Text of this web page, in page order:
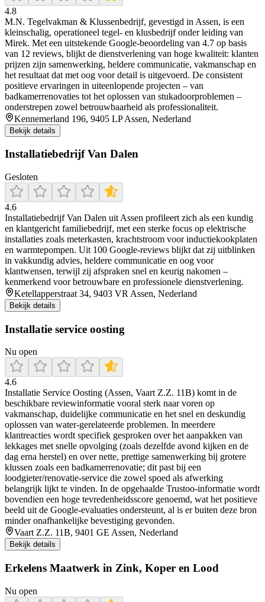
4.8
M.N. Tegelvakman & Klussenbedrijf, gevestigd in Assen, is een
kleinschalig, operationeel tegel- en klusbedrijf onder leiding van
Mirek. Met een uitstekende Google-beoordeling van 4.7 op basis
van 12 reviews, blijkt de dienstverlening van hoge kwaliteit: klanten
prijzen zijn samenwerking, heldere communicatie, vakmanschap en
het resultaat dat met oog voor detail is uitgevoerd. De consistent
positieve ervaringen in uiteenlopende projecten – van
badkamerrenovaties tot het oplossen van stukadoorproblemen –
onderstrepen zowel betrouwbaarheid als professionaliteit.
Kennemerland 196, 9405 LP Assen, Nederland
Bekijk details
Installatiebedrijf Van Dalen
Gesloten
4.6
Installatiebedrijf Van Dalen uit Assen profileert zich als een kundig
en klantgericht familiebedrijf, met een sterke focus op elektrische
installaties zoals meterkasten, krachtstroom voor inductiekookplaten
en warmtepompen. Uit 100 Google‑reviews blijkt dat zij uitblinken
in vakkundig advies, heldere communicatie en oog voor
klantwensen, terwijl zij afspraken snel en keurig nakomen –
kenmerkend voor betrouwbare en professionele dienstverlening.
Ketellapperstraat 34, 9403 VR Assen, Nederland
Bekijk details
Installatie service oosting
Nu open
4.6
Installatie Service Oosting (Assen, Vaart Z.Z. 11B) komt in de
beschikbare reviewinformatie vooral sterk naar voren op
vakmanschap, duidelijke communicatie en het snel en deskundig
oplossen van water-gerelateerde problemen. In meerdere
klantreacties wordt specifiek gesproken over het aanpakken van
lekkages met snelle opvolging (zoals dezelfde avond kijken en de
dag erna herstel) en over nette, prettige samenwerking bij grotere
klussen zoals een badkamerrenovatie; dit past bij een
loodgieter/renovatie-service die zowel spoed als afwerking
belangrijk lijkt te vinden. In de opgehaalde Trustoo-informatie wordt
bovendien een hoge tevredenheidsscore genoemd, wat het positieve
beeld uit de Google-evaluaties ondersteunt, al is er buiten deze bron
minder onafhankelijke bevestiging gevonden.
Vaart Z.Z. 11B, 9401 GE Assen, Nederland
Bekijk details
Erkelens Maatwerk in Zink, Koper en Lood
Nu open